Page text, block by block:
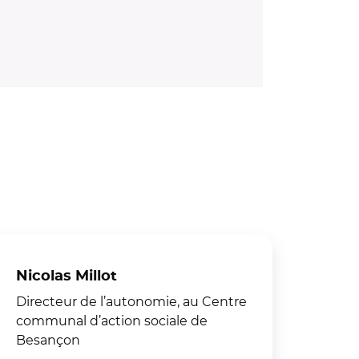
Nicolas Millot
Directeur de l’autonomie, au Centre
communal d’action sociale de
Besançon